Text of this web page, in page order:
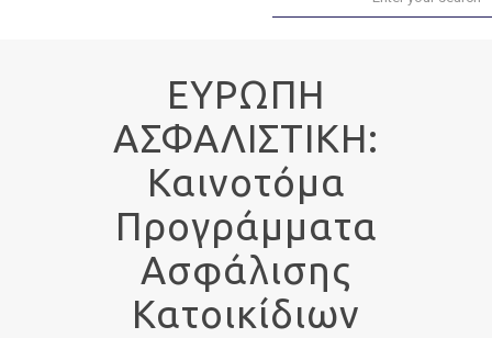
ΕΥΡΩΠΗ
ΑΣΦΑΛΙΣΤΙΚΗ:
Καινοτόμα
Προγράμματα
Ασφάλισης
Κατοικίδιων